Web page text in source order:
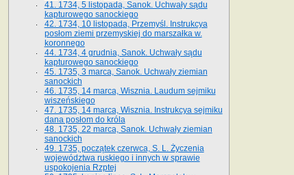
41. 1734, 5 listopada, Sanok. Uchwały sądu
kapturowego sanockiego
42. 1734, 10 listopada, Przemyśl. Instrukcya
posłom ziemi przemyskiej do marszałka w.
koronnego
44. 1734, 4 grudnia, Sanok. Uchwały sądu
kapturowego sanockiego
45. 1735, 3 marca, Sanok. Uchwały ziemian
sanockich
46. 1735, 14 marca, Wisznia. Laudum sejmiku
wiszeńskiego
47. 1735, 14 marca, Wisznia. Instrukcya sejmiku
dana posłom do króla
48. 1735, 22 marca, Sanok. Uchwały ziemian
sanockich
49. 1735, początek czerwca, S. L. Życzenia
województwa ruskiego i innych w sprawie
uspokojenia Rzptej